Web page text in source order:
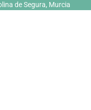
de Segura, Murcia